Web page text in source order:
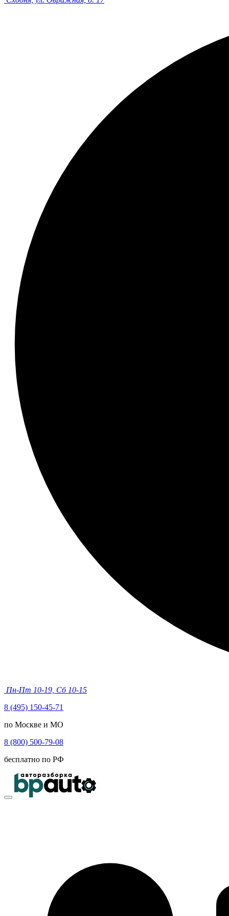
Пн-Пт 10-19, Сб 10-15
8 (495) 150-45-71
по Москве и МО
8 (800) 500-79-08
бесплатно по РФ